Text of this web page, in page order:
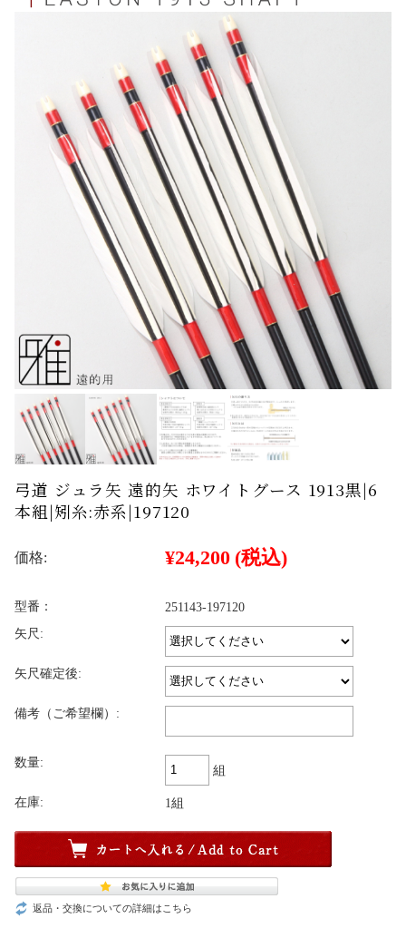
弓道 ジュラ矢 遠的矢 ホワイトグース 1913黒|6
本組|矧糸:赤系|197120
価格: ¥24,200 (税込)
型番：
251143-197120
矢尺:
矢尺確定後:
備考（ご希望欄）:
数量:
組
在庫: 1組
返品・交換についての詳細はこちら